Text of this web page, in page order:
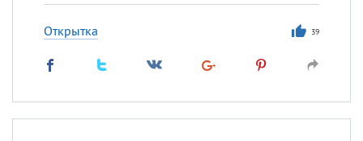
Открытка 39
Посмотреть значениеи
происхождение